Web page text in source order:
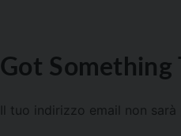
Got Something
Il tuo indirizzo email non